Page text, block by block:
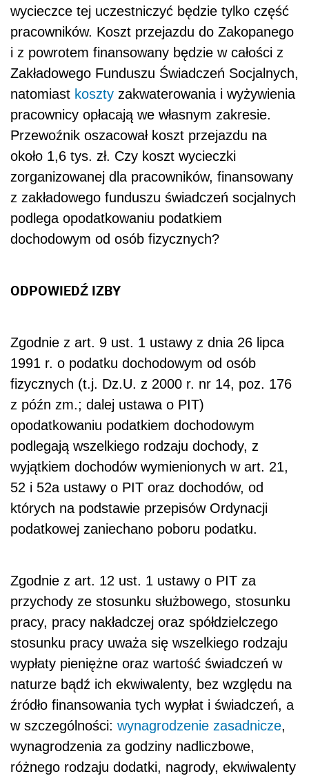
wycieczce tej uczestniczyć będzie tylko część
pracowników. Koszt przejazdu do Zakopanego
i z powrotem finansowany będzie w całości z
Zakładowego Funduszu Świadczeń Socjalnych,
natomiast koszty zakwaterowania i wyżywienia
pracownicy opłacają we własnym zakresie.
Przewoźnik oszacował koszt przejazdu na
około 1,6 tys. zł. Czy koszt wycieczki
zorganizowanej dla pracowników, finansowany
z zakładowego funduszu świadczeń socjalnych
podlega opodatkowaniu podatkiem
dochodowym od osób fizycznych?
ODPOWIEDŹ IZBY
Zgodnie z art. 9 ust. 1 ustawy z dnia 26 lipca
1991 r. o podatku dochodowym od osób
fizycznych (t.j. Dz.U. z 2000 r. nr 14, poz. 176
z późn zm.; dalej ustawa o PIT)
opodatkowaniu podatkiem dochodowym
podlegają wszelkiego rodzaju dochody, z
wyjątkiem dochodów wymienionych w art. 21,
52 i 52a ustawy o PIT oraz dochodów, od
których na podstawie przepisów Ordynacji
podatkowej zaniechano poboru podatku.
Zgodnie z art. 12 ust. 1 ustawy o PIT za
przychody ze stosunku służbowego, stosunku
pracy, pracy nakładczej oraz spółdzielczego
stosunku pracy uważa się wszelkiego rodzaju
wypłaty pieniężne oraz wartość świadczeń w
naturze bądź ich ekwiwalenty, bez względu na
źródło finansowania tych wypłat i świadczeń, a
w szczególności: wynagrodzenie zasadnicze,
wynagrodzenia za godziny nadliczbowe,
różnego rodzaju dodatki, nagrody, ekwiwalenty